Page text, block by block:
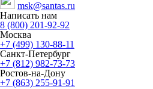
msk@santas.ru
Написать нам
8 (800) 201-92-92
Москва
+7 (499) 130-88-11
Санкт-Петербург
+7 (812) 982-73-73
Ростов-на-Дону
+7 (863) 255-91-91